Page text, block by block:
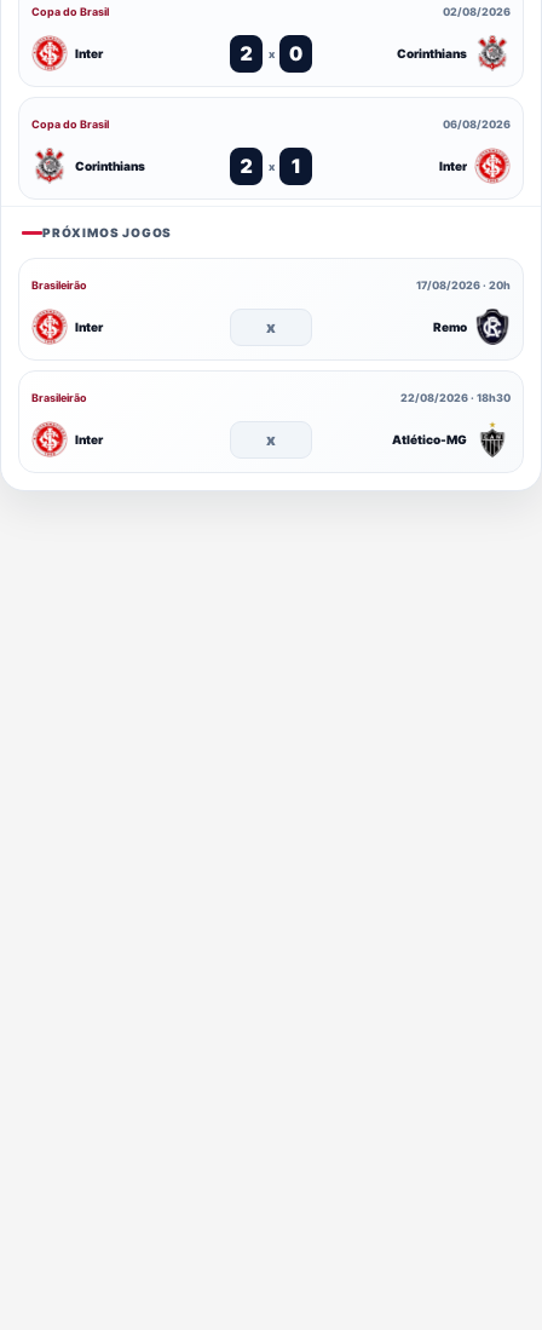
Copa do Brasil 02/08/2026
Inter 2 x 0 Corinthians
Copa do Brasil 06/08/2026
Corinthians 2 x 1 Inter
PRÓXIMOS JOGOS
Brasileirão 17/08/2026 · 20h
Inter x Remo
Brasileirão 22/08/2026 · 18h30
Inter x Atlético-MG